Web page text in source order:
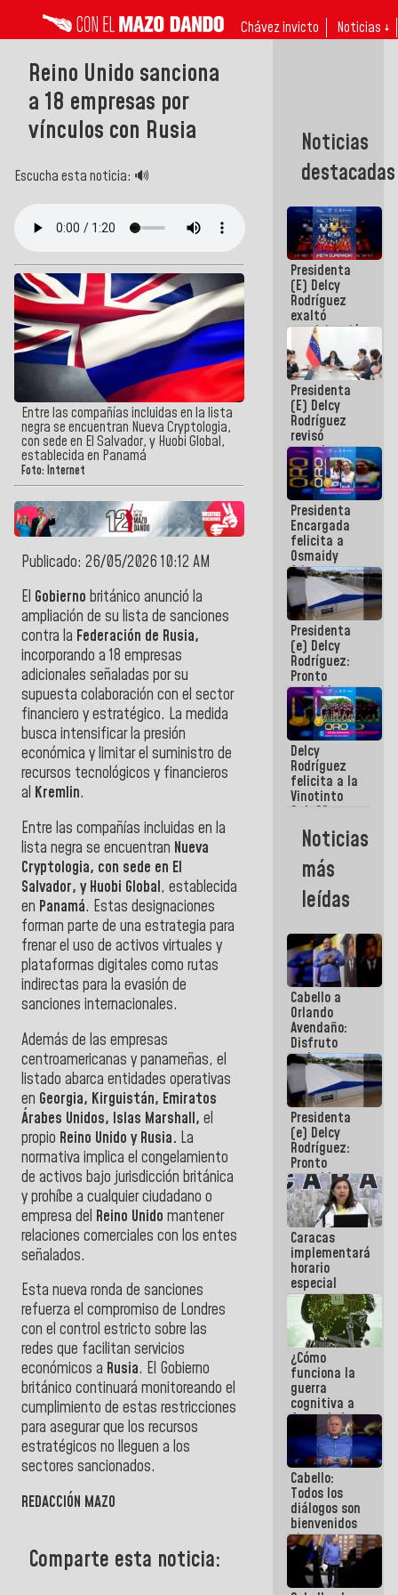
Chávez invicto Noticias ↓
Reino Unido sanciona
a 18 empresas por
vínculos con Rusia
Escucha esta noticia: 🔊
Entre las compañías incluidas en la lista
negra se encuentran Nueva Cryptologia,
con sede en El Salvador, y Huobi Global,
establecida en Panamá
Foto: Internet
Publicado: 26/05/2026 10:12 AM
El Gobierno británico anunció la
ampliación de su lista de sanciones
contra la Federación de Rusia,
incorporando a 18 empresas
adicionales señaladas por su
supuesta colaboración con el sector
financiero y estratégico. La medida
busca intensificar la presión
económica y limitar el suministro de
recursos tecnológicos y financieros
al Kremlin.
Entre las compañías incluidas en la
lista negra se encuentran Nueva
Cryptologia, con sede en El
Salvador, y Huobi Global, establecida
en Panamá. Estas designaciones
forman parte de una estrategia para
frenar el uso de activos virtuales y
plataformas digitales como rutas
indirectas para la evasión de
sanciones internacionales.
Además de las empresas
centroamericanas y panameñas, el
listado abarca entidades operativas
en Georgia, Kirguistán, Emiratos
Árabes Unidos, Islas Marshall, el
propio Reino Unido y Rusia. La
normativa implica el congelamiento
de activos bajo jurisdicción británica
y prohíbe a cualquier ciudadano o
empresa del Reino Unido mantener
relaciones comerciales con los entes
señalados.
Esta nueva ronda de sanciones
refuerza el compromiso de Londres
con el control estricto sobre las
redes que facilitan servicios
económicos a Rusia. El Gobierno
británico continuará monitoreando el
cumplimiento de estas restricciones
para asegurar que los recursos
estratégicos no lleguen a los
sectores sancionados.
REDACCIÓN MAZO
Comparte esta noticia:
Noticias
destacadas
Presidenta
(E) Delcy
Rodríguez
exaltó
participación
de
Venezuela
en Juegos
Centroamericanos
y del Caribe
2026
Presidenta
(E) Delcy
Rodríguez
revisó
agenda
económica y
ejecución de
fondos de
emergencia
post-sismos
Presidenta
Encargada
felicita a
Osmaidy
Arias y
Giraly
Marcano por
hacer
historia en
los
Centroamericanos
Presidenta
(e) Delcy
Rodríguez:
Pronto
restableceremos
las
operaciones
en el
Aeropuerto
Internacional
de
Maiquetía
Delcy
Rodríguez
felicita a la
Vinotinto
Sub 20
campeona
frente
México Sub
23 en los
Centroamericanos
Noticias
más
leídas
Cabello a
Orlando
Avendaño:
Disfruto
cada vez
que escribes
porque lo
que haces
es
embarrarla
Presidenta
(e) Delcy
Rodríguez:
Pronto
restableceremos
las
operaciones
en el
Aeropuerto
Internacional
de
Maiquetía
Caracas
implementará
horario
especial
para
adaptarse
al plan de
ahorro
energético
¿Cómo
funciona la
guerra
cognitiva a
favor de la
narrativa
hegemónica?
(1)
Cabello:
Todos los
diálogos son
bienvenidos
siempre que
estén en el
marco de la
Constitución